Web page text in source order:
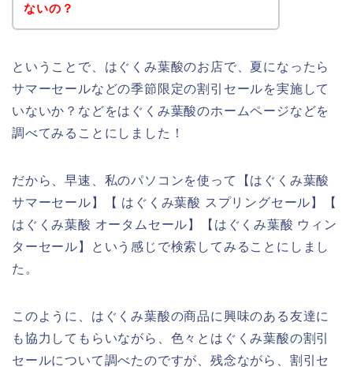
ないの？
ということで、はぐくみ葉酸のお店で、夏になったら
サマーセールなどの季節限定の割引セールを実施して
いないか？などをはぐくみ葉酸のホームページなどを
調べてみることにしました！
だから、早速、私のパソコンを使って【はぐくみ葉酸
サマーセール】【 はぐくみ葉酸 スプリングセール】【
はぐくみ葉酸 オータムセール】【はぐくみ葉酸 ウィン
ターセール】という感じで検索してみることにしまし
た。
このように、はぐくみ葉酸の商品に興味のある友達に
も協力してもらいながら、色々とはぐくみ葉酸の割引
セールについて調べたのですが、残念ながら、割引セ